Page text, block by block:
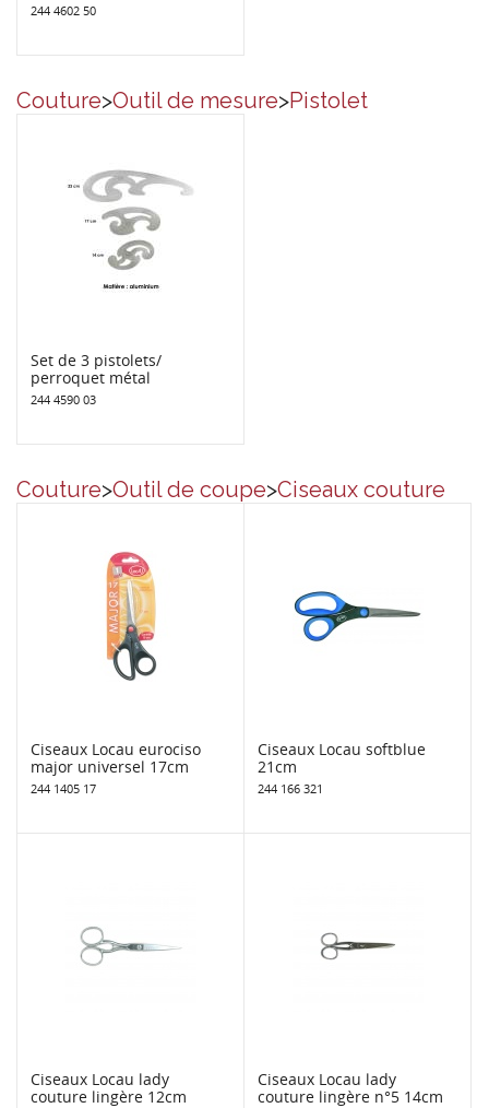
244 4602 50
Couture>Outil de mesure>Pistolet
Set de 3 pistolets/
perroquet métal
244 4590 03
Couture>Outil de coupe>Ciseaux couture
Ciseaux Locau eurociso
major universel 17cm
244 1405 17
Ciseaux Locau softblue
21cm
244 166 321
Ciseaux Locau lady
couture lingère 12cm
Ciseaux Locau lady
couture lingère n°5 14cm